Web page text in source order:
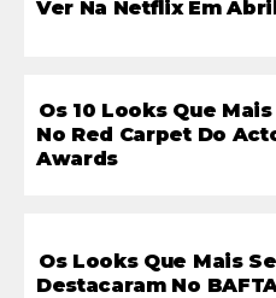
Ver Na Netflix Em
Os 10 Looks Que
No Red Carpet Do
Awards
Os Looks Que Mais Se
Destacaram No